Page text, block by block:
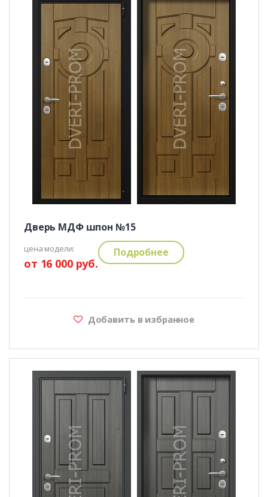
Дверь МДФ шпон №15
цена модели:
от 16 000 руб.
Подробнее
Добавить в избранное